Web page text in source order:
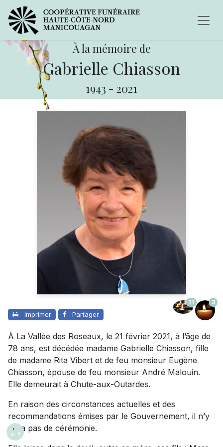
À la mémoire de
Gabrielle Chiasson
1943 - 2021
Imprimer Partager
11 3
À La Vallée des Roseaux, le 21 février 2021, à l’âge de
78 ans, est décédée madame Gabrielle Chiasson, fille
de madame Rita Vibert et de feu monsieur Eugène
Chiasson, épouse de feu monsieur André Malouin.
Elle demeurait à Chute-aux-Outardes.
En raison des circonstances actuelles et des
recommandations émises par le Gouvernement, il n’y
aura pas de cérémonie.